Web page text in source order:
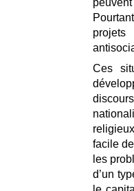
Ces
facile
les
d’un